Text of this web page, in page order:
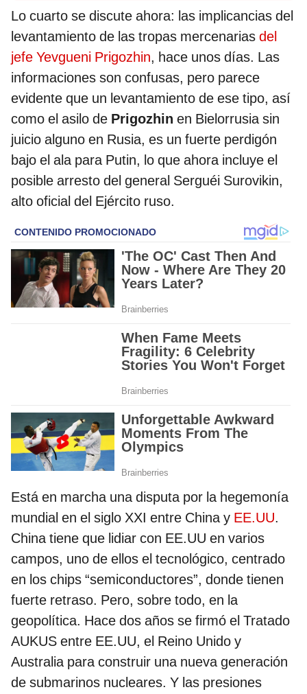
Lo cuarto se discute ahora: las implicancias del
levantamiento de las tropas mercenarias del
jefe Yevgueni Prigozhin, hace unos días. Las
informaciones son confusas, pero parece
evidente que un levantamiento de ese tipo, así
como el asilo de Prigozhin en Bielorrusia sin
juicio alguno en Rusia, es un fuerte perdigón
bajo el ala para Putin, lo que ahora incluye el
posible arresto del general Serguéi Surovikin,
alto oficial del Ejército ruso.
Está en marcha una disputa por la hegemonía
mundial en el siglo XXI entre China y EE.UU.
China tiene que lidiar con EE.UU en varios
campos, uno de ellos el tecnológico, centrado
en los chips “semiconductores”, donde tienen
fuerte retraso. Pero, sobre todo, en la
geopolítica. Hace dos años se firmó el Tratado
AUKUS entre EE.UU, el Reino Unido y
Australia para construir una nueva generación
de submarinos nucleares. Y las presiones